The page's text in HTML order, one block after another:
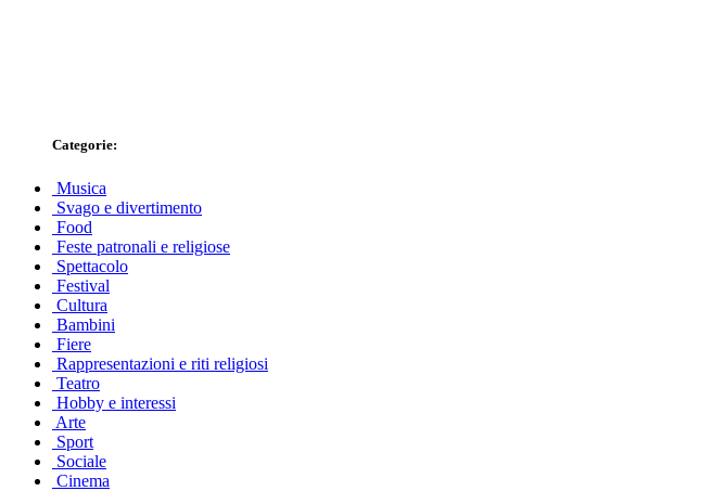
Categorie:
Musica
Svago e divertimento
Food
Feste patronali e religiose
Spettacolo
Festival
Cultura
Bambini
Fiere
Rappresentazioni e riti religiosi
Teatro
Hobby e interessi
Arte
Sport
Sociale
Cinema